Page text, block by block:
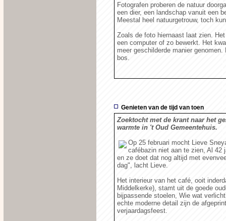
Fotografen proberen de natuur
een dier, een landschap vanuit een
Meestal heel natuurgetrouw, toch
Zoals de foto hiernaast laat zien.
een computer of zo bewerkt. Het
meer geschilderde manier
bos.
Genieten van de tijd van toen
Zoektocht met de krant naar het
warmte in 't Oud Gemeentehuis.
Op 25 februari mocht Lieve
cafébazin niet aan te zien, Al 42
en ze doet dat nog altijd met
dag", lacht Lieve.
Het interieur van het café, ooit
Middelkerke), stamt uit de goede
bijpassende stoelen, Wie wat
echte moderne detail zijn de
verjaardagsfeest.